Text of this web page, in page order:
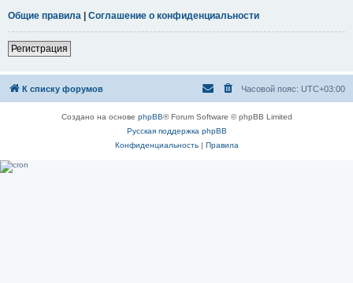
Общие правила | Соглашение о конфиденциальности
Регистрация
К списку форумов Часовой пояс: UTC+03:00
Создано на основе phpBB® Forum Software © phpBB Limited
Русская поддержка phpBB
Конфиденциальность| Правила